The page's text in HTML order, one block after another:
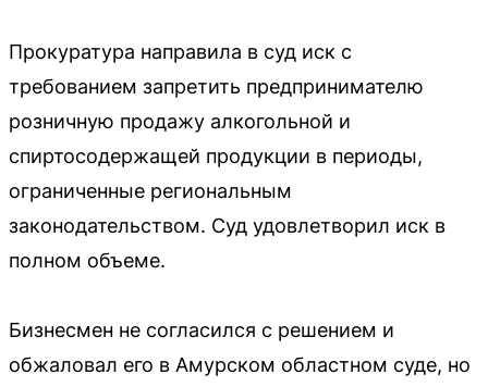
Прокуратура направила в суд иск с
требованием запретить предпринимателю
розничную продажу алкогольной и
спиртосодержащей продукции в периоды,
ограниченные региональным
законодательством. Суд удовлетворил иск в
полном объеме.
Бизнесмен не согласился с решением и
обжаловал его в Амурском областном суде, но